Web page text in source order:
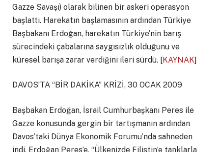
Gazze Savaşı) olarak bilinen bir askeri operasyon
başlattı. Harekatın başlamasının ardından Türkiye
Başbakanı Erdoğan, harekatın Türkiye’nin barış
sürecindeki çabalarına saygısızlık olduğunu ve
küresel barışa zarar verdiğini ileri sürdü. [KAYNAK]
DAVOS’TA “BİR DAKİKA” KRİZİ, 30 OCAK 2009
Başbakan Erdoğan, İsrail Cumhurbaşkanı Peres ile
Gazze konusunda gergin bir tartışmanın ardından
Davos’taki Dünya Ekonomik Forumu’nda sahneden
indi. Erdoğan Peres’e, “Ülkenizde Filistin’e tanklarla